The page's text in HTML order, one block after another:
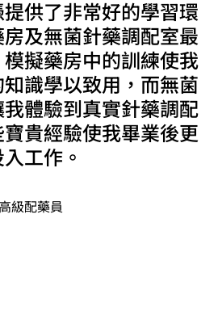
供了非常好的學習環
及無菌針藥調配室最
擬藥房中的訓練使我
識學以致用，而無菌
體驗到真實針藥調配
貴經驗使我畢業後更
工作。
級配藥員